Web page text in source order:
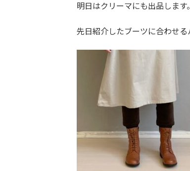
明日はクリーマにも出品します。
先日紹介したブーツに合わせる